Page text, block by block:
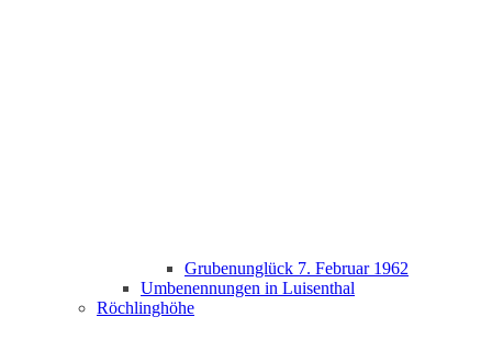
Grubenunglück 7. Februar 1962
Umbenennungen in Luisenthal
Röchlinghöhe